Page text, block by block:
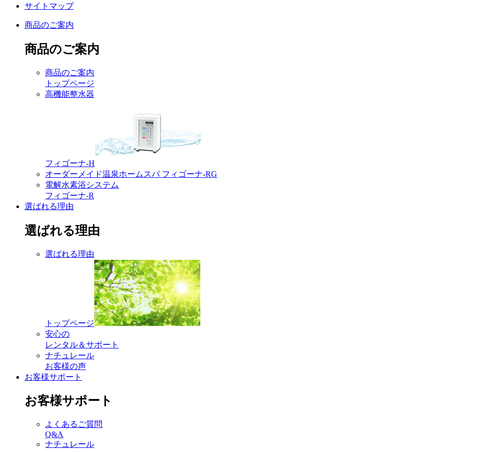
サイトマップ
商品のご案内
商品のご案内
商品のご案内
トップページ
高機能整水器
フィゴーナ-H
オーダーメイド温泉ホームスパ フィゴーナ-RG
電解水素浴システム
フィゴーナ-R
選ばれる理由
選ばれる理由
選ばれる理由
トップページ
安心の
レンタル＆サポート
ナチュレール
お客様の声
お客様サポート
お客様サポート
よくあるご質問
Q&A
ナチュレール